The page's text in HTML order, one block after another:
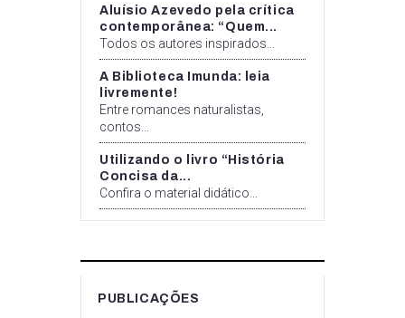
Aluísio Azevedo pela crítica
contemporânea: “Quem...
Todos os autores inspirados...
A Biblioteca Imunda: leia
livremente!
Entre romances naturalistas,
contos...
Utilizando o livro “História
Concisa da...
Confira o material didático...
PUBLICAÇÕES